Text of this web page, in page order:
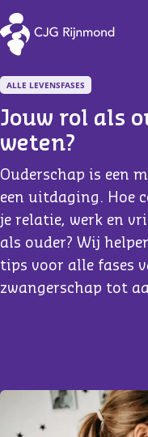
CJG Rijnmond
ALLE LEVENSFASES
Jouw rol als
weten?
Ouderschap is een
een uitdaging. Hoe
je relatie, werk en
als ouder? Wij
tips voor alle fases
zwangerschap tot